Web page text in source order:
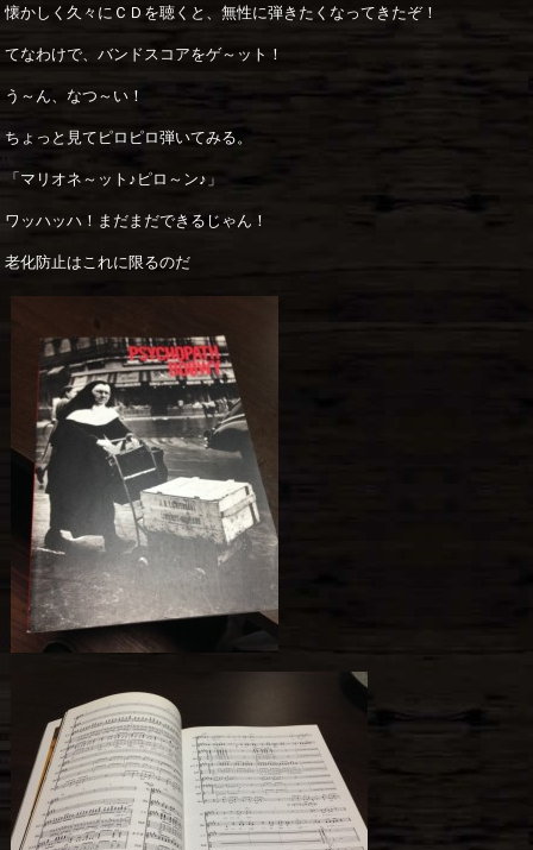
懐かしく久々にＣＤを聴くと、無性に弾きたくなってきたぞ！
てなわけで、バンドスコアをゲ～ット！
う～ん、なつ～い！
ちょっと見てピロピロ弾いてみる。
「マリオネ～ット♪ピロ～ン♪」
ワッハッハ！まだまだできるじゃん！
老化防止はこれに限るのだ